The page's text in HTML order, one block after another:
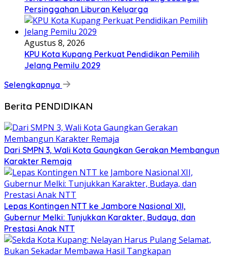
Persinggahan Liburan Keluarga
Agustus 8, 2026
KPU Kota Kupang Perkuat Pendidikan Pemilih
Jelang Pemilu 2029
Selengkapnya
Berita PENDIDIKAN
Dari SMPN 3, Wali Kota Gaungkan Gerakan Membangun
Karakter Remaja
Lepas Kontingen NTT ke Jambore Nasional XII,
Gubernur Melki: Tunjukkan Karakter, Budaya, dan
Prestasi Anak NTT